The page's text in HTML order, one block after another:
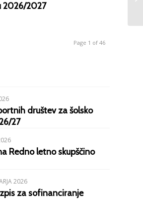
2026/2027
Page 1 of 46
društev za šolsko
27
Redno letno skupščino
2026
za sofinanciranje